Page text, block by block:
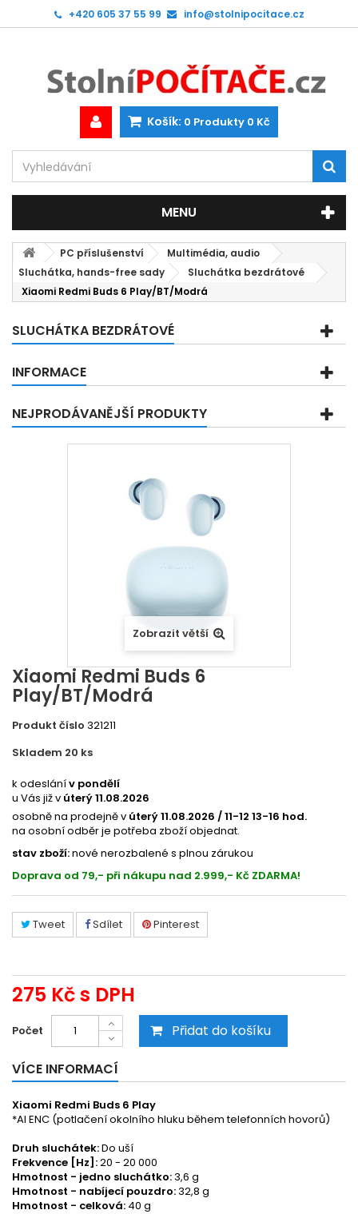
+420 605 37 55 99 info@stolnipocitace.cz
Košík: 0 Produkty 0 Kč
MENU
PC příslušenství
Multimédia, audio
Sluchátka, hands-free sady
Sluchátka bezdrátové
Xiaomi Redmi Buds 6 Play/BT/Modrá
SLUCHÁTKA BEZDRÁTOVÉ
INFORMACE
NEJPRODÁVANĚJŠÍ PRODUKTY
Zobrazit větší
Xiaomi Redmi Buds 6
Play/BT/Modrá
Produkt číslo 321211
Skladem 20 ks
k odeslánív pondělí
u Vás již v úterý 11.08.2026
osobně na prodejně v úterý 11.08.2026 / 11-12 13-16 hod.
na osobní odběr je potřeba zboží objednat.
stav zboží:nové nerozbalené s plnou zárukou
Doprava od 79,- při nákupu nad 2.999,- Kč ZDARMA!
Tweet Sdílet Pinterest
275 Kčs DPH
Počet Přidat do košíku
VÍCE INFORMACÍ
Xiaomi Redmi Buds 6 Play
*AI ENC (potlačení okolního hluku během telefonních hovorů)
Druh sluchátek:Do uší
Frekvence [Hz]:20 - 20 000
Hmotnost - jedno sluchátko:3,6 g
Hmotnost - nabíjecí pouzdro:32,8 g
Hmotnost - celková: 40 g